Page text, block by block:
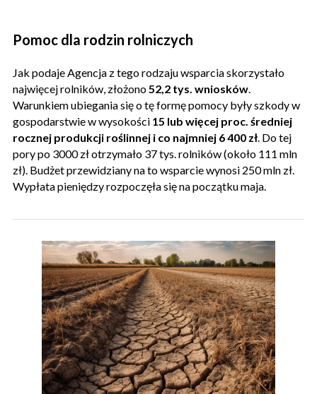
Pomoc dla rodzin rolniczych
Jak podaje Agencja z tego rodzaju wsparcia skorzystało
najwięcej rolników, złożono52,2 tys. wniosków.
Warunkiem ubiegania się o tę formę pomocy były szkody w
gospodarstwie w wysokości 15 lub więcej proc. średniej
rocznej produkcji roślinnej i co najmniej 6 400 zł. Do tej
pory po 3000 zł otrzymało 37 tys. rolników (około 111 mln
zł). Budżet przewidziany na to wsparcie wynosi 250 mln zł.
Wypłata pieniędzy rozpoczęła się na początku maja.